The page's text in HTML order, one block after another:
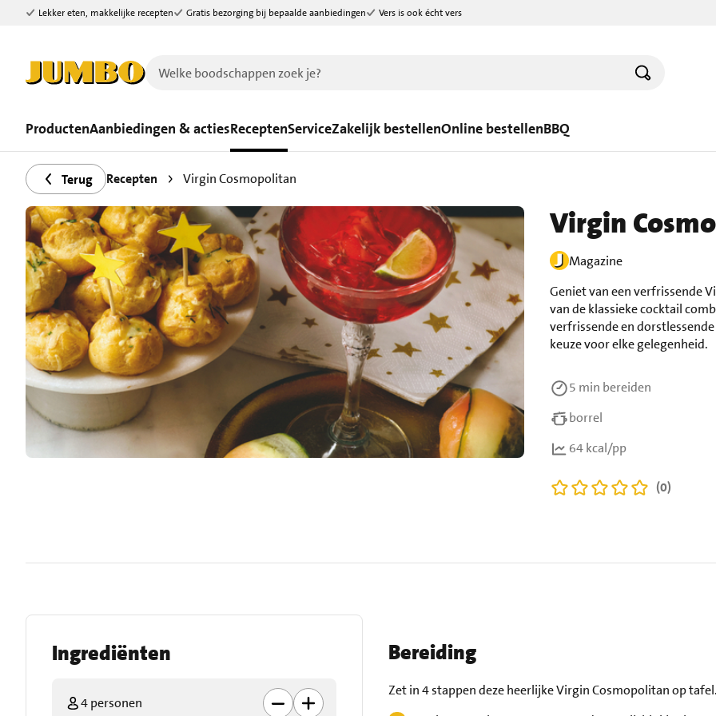
Ga naar zoeken
Ga naar hoofdinhoud
Lekker eten, makkelijke recepten Gratis bezorging bij bepaalde aanbiedingen Vers is ook écht vers
ProductenAanbiedingen & actiesReceptenServiceZakelijk bestellenOnline bestellenBBQ
Terug Recepten Virgin Cosmopolitan
Virgin
Magazine
Geniet van een verfrissende
van de klassieke cocktail
verfrissende en
keuze voor elke gelegenheid.
5 min bereiden
borrel
64 kcal/pp
(0)
Ingrediënten
4 personen
Bereiding
Zet in 4 stappen deze heerlijke Virgin Cosmopolitan op tafel.